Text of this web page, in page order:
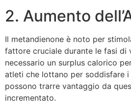
2. Aumento
Il metandienone è noto per
fattore cruciale durante le fasi di
necessario un surplus calorico
atleti che lottano per soddisfare
possono trarre vantaggio da
incrementato.